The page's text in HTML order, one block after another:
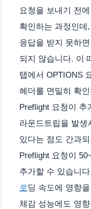
요청을 보내기 전
확인하는 과정인데
응답을 받지 못하
되지 않습니다. 이
탭에서 OPTIONS
헤더를 면밀히 확
Preflight 요청이 추
라운드트립을 발생
있다는 점도 간과
Preflight 요청이
추가할 수 있습니
로딩 속도에 영향
체감 성능에도 영